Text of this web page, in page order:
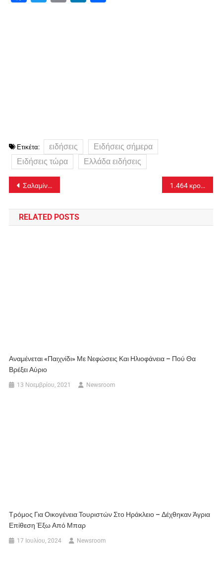
Ετικέτα: ειδήσεις
Ειδήσεις σήμερα
Ειδήσεις τώρα
Ελλάδα ειδήσεις
Πλοήγηση
άρθρων
Σαλαμίνα: Εικόνες ντροπής, θλίψης και ερωτημάτων στον Τύμβο των Σαλαμινομάχων (φωτορεπορτάζ) 1.464 κρούσματα στην Αττική και 797 στη Θεσσαλονίκη
RELATED POSTS
Αναμένεται «παιχνίδι» Με Νεφώσεις Και Ηλιοφάνεια – Πού Θα
Βρέξει Αύριο
13 Νοεμβρίου, 2021 Newsroom
Τρόμος Για Οικογένεια Τουριστών Στο Ηράκλειο – Δέχθηκαν Άγρια
Επίθεση Έξω Από Μπαρ
17 Ιουλίου, 2024 Newsroom